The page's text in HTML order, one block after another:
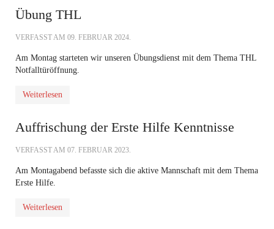
Übung THL
VERFASST AM 09. FEBRUAR 2024.
Am Montag starteten wir unseren Übungsdienst mit dem Thema THL
Notfalltüröffnung.
Weiterlesen
Auffrischung der Erste Hilfe Kenntnisse
VERFASST AM 07. FEBRUAR 2023.
Am Montagabend befasste sich die aktive Mannschaft mit dem Thema
Erste Hilfe.
Weiterlesen